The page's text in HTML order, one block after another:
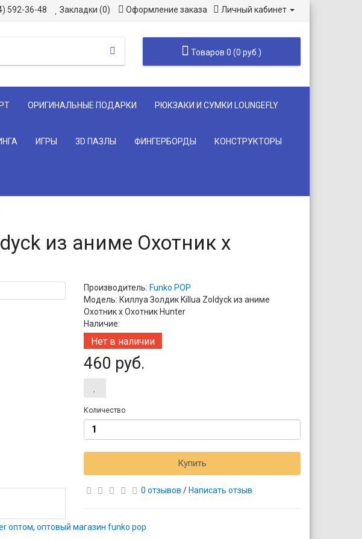
592-36-48 Закладки (0) Оформление заказа Личный кабинет
Товаров 0 (0 руб.)
ОРИГИНАЛЬНЫЕ ПОДАРКИ РЮКЗАКИ И СУМКИ LOUNGEFLY
ИГРЫ 3D ПАЗЛЫ ФИНГЕРБОРДЫ КОНСТРУКТОРЫ
из аниме Охотник х
Производитель: Funko POP
Модель: Киллуа Золдик Killua Zoldyck из аниме
Охотник х Охотник Hunter
Наличие:
Нет в наличии
460 руб.
Количество
Купить
0 отзывов / Написать отзыв
оптом, оптовый магазин funko pop